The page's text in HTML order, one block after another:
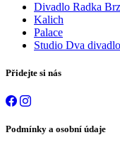
Divadlo Radka
Kalich
Palace
Studio Dva
Přidejte si nás
Podmínky a osobní údaje